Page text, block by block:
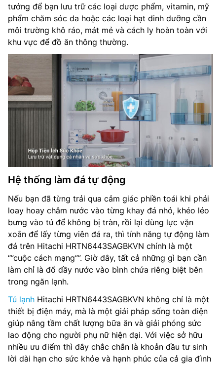
tưởng để bạn lưu trữ các loại dược phẩm, vitamin, mỹ
phẩm chăm sóc da hoặc các loại hạt dinh dưỡng cần
môi trường khô ráo, mát mẻ và cách ly hoàn toàn với
khu vực để đồ ăn thông thường.
Hệ thống làm đá tự động
Nếu bạn đã từng trải qua cảm giác phiền toái khi phải
loay hoay châm nước vào từng khay đá nhỏ, khéo léo
bưng vào tủ để không bị tràn, rồi lại dùng lực vặn
xoắn để lấy từng viên đá ra, thì tính năng tự động làm
đá trên Hitachi HRTN6443SAGBKVN chính là một
“”cuộc cách mạng””. Giờ đây, tất cả những gì bạn cần
làm chỉ là đổ đầy nước vào bình chứa riêng biệt bên
trong ngăn lạnh.
Tủ lạnh Hitachi HRTN6443SAGBKVN không chỉ là một
thiết bị điện máy, mà là một giải pháp sống toàn diện
giúp nâng tầm chất lượng bữa ăn và giải phóng sức
lao động cho người phụ nữ hiện đại. Với việc sở hữu
nhiều ưu điểm thì đây chắc chắn là khoản đầu tư sinh
lời dài hạn cho sức khỏe và hạnh phúc của cả gia đình